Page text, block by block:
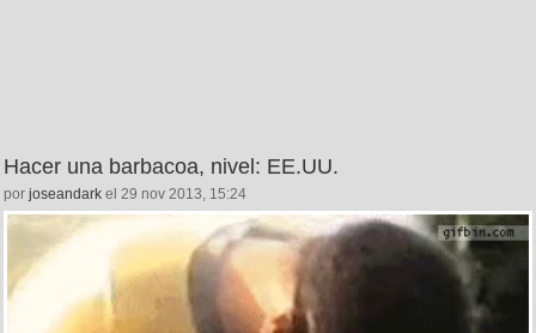
Hacer una barbacoa, nivel: EE.UU.
por joseandark el 29 nov 2013, 15:24